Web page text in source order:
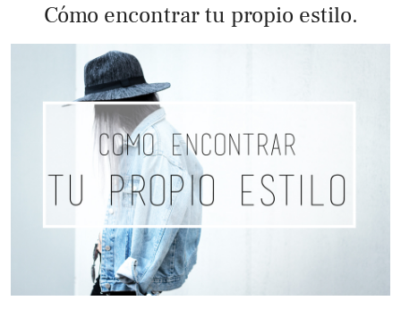
Cómo encontrar tu propio estilo.